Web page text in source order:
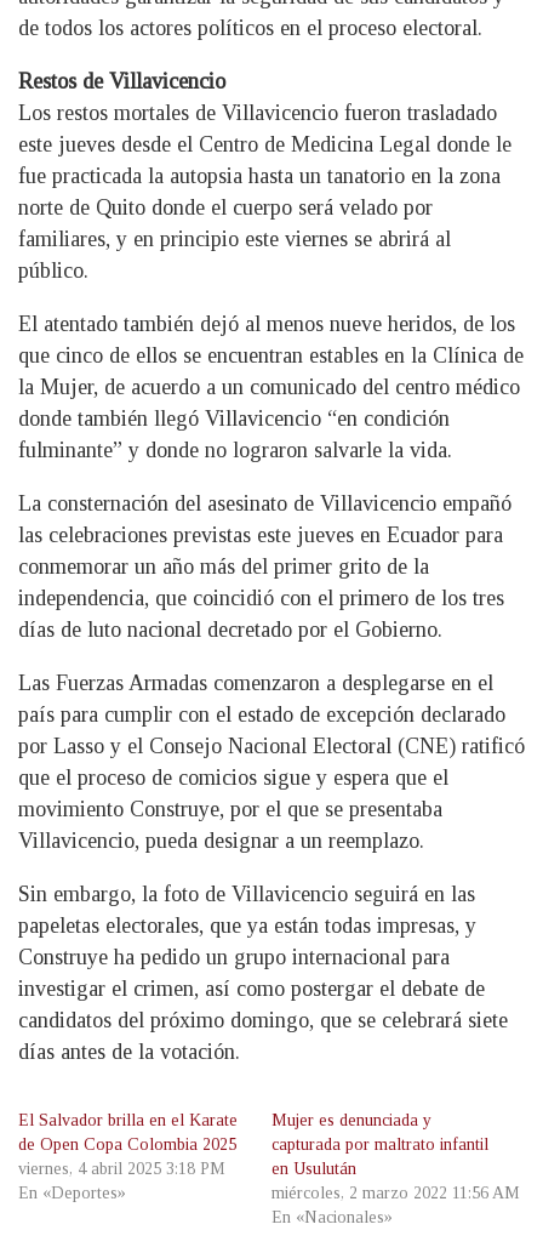
de todos los actores políticos en el proceso electoral.
Restos de Villavicencio
Los restos mortales de Villavicencio fueron trasladado
este jueves desde el Centro de Medicina Legal donde le
fue practicada la autopsia hasta un tanatorio en la zona
norte de Quito donde el cuerpo será velado por
familiares, y en principio este viernes se abrirá al
público.
El atentado también dejó al menos nueve heridos, de los
que cinco de ellos se encuentran estables en la Clínica de
la Mujer, de acuerdo a un comunicado del centro médico
donde también llegó Villavicencio “en condición
fulminante” y donde no lograron salvarle la vida.
La consternación del asesinato de Villavicencio empañó
las celebraciones previstas este jueves en Ecuador para
conmemorar un año más del primer grito de la
independencia, que coincidió con el primero de los tres
días de luto nacional decretado por el Gobierno.
Las Fuerzas Armadas comenzaron a desplegarse en el
país para cumplir con el estado de excepción declarado
por Lasso y el Consejo Nacional Electoral (CNE) ratificó
que el proceso de comicios sigue y espera que el
movimiento Construye, por el que se presentaba
Villavicencio, pueda designar a un reemplazo.
Sin embargo, la foto de Villavicencio seguirá en las
papeletas electorales, que ya están todas impresas, y
Construye ha pedido un grupo internacional para
investigar el crimen, así como postergar el debate de
candidatos del próximo domingo, que se celebrará siete
días antes de la votación.
El Salvador brilla en el Karate
de Open Copa Colombia 2025
viernes, 4 abril 2025 3:18 PM
En «Deportes»
Mujer es denunciada y
capturada por maltrato infantil
en Usulután
miércoles, 2 marzo 2022 11:56 AM
En «Nacionales»